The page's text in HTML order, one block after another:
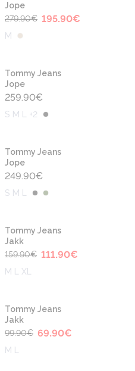
Jope
279.90€ 195.90€
M
Tommy Jeans
Jope
259.90€
S M L +2
Tommy Jeans
Jope
249.90€
S M L
Tommy Jeans
Jakk
159.90€ 111.90€
M L XL
Tommy Jeans
Jakk
99.90€ 69.90€
M L